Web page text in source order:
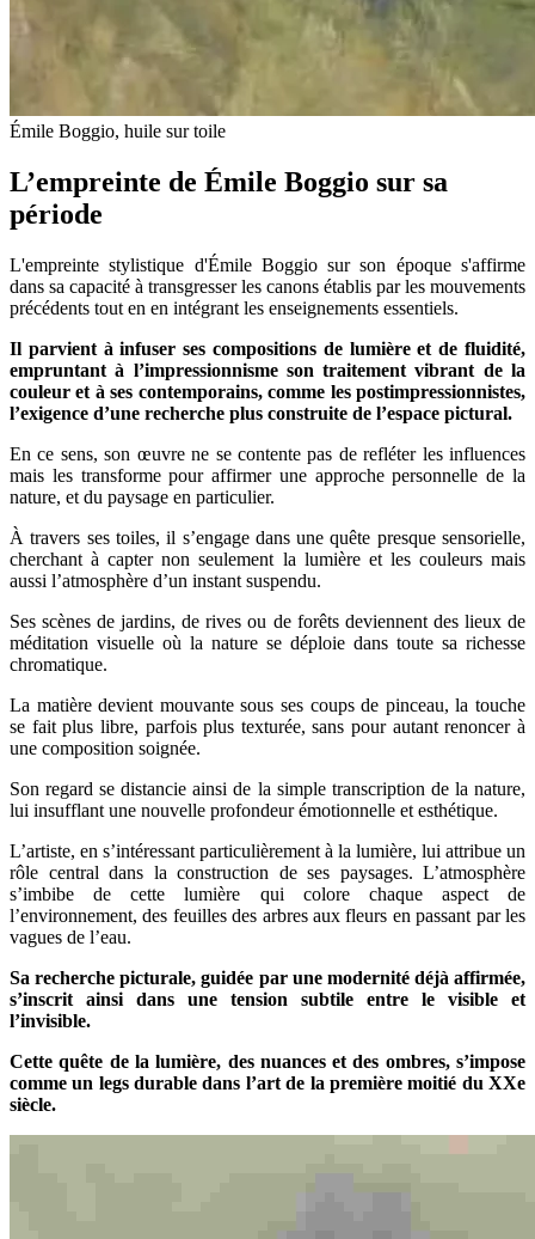
Émile Boggio, huile sur toile
L’empreinte de Émile Boggio sur sa
période
L'empreinte stylistique d'Émile Boggio sur son époque s'affirme
dans sa capacité à transgresser les canons établis par les mouvements
précédents tout en en intégrant les enseignements essentiels.
Il parvient à infuser ses compositions de lumière et de fluidité,
empruntant à l’impressionnisme son traitement vibrant de la
couleur et à ses contemporains, comme les postimpressionnistes,
l’exigence d’une recherche plus construite de l’espace pictural.
En ce sens, son œuvre ne se contente pas de refléter les influences
mais les transforme pour affirmer une approche personnelle de la
nature, et du paysage en particulier.
À travers ses toiles, il s’engage dans une quête presque sensorielle,
cherchant à capter non seulement la lumière et les couleurs mais
aussi l’atmosphère d’un instant suspendu.
Ses scènes de jardins, de rives ou de forêts deviennent des lieux de
méditation visuelle où la nature se déploie dans toute sa richesse
chromatique.
La matière devient mouvante sous ses coups de pinceau, la touche
se fait plus libre, parfois plus texturée, sans pour autant renoncer à
une composition soignée.
Son regard se distancie ainsi de la simple transcription de la nature,
lui insufflant une nouvelle profondeur émotionnelle et esthétique.
L’artiste, en s’intéressant particulièrement à la lumière, lui attribue un
rôle central dans la construction de ses paysages. L’atmosphère
s’imbibe de cette lumière qui colore chaque aspect de
l’environnement, des feuilles des arbres aux fleurs en passant par les
vagues de l’eau.
Sa recherche picturale, guidée par une modernité déjà affirmée,
s’inscrit ainsi dans une tension subtile entre le visible et
l’invisible.
Cette quête de la lumière, des nuances et des ombres, s’impose
comme un legs durable dans l’art de la première moitié du XXe
siècle.